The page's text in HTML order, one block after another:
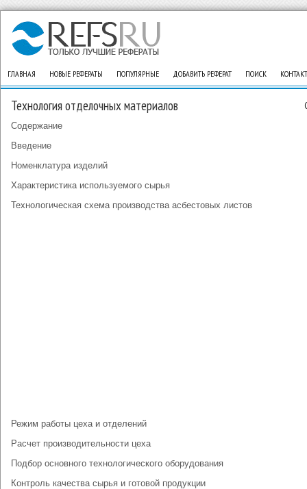
ГЛАВНАЯ НОВЫЕ РЕФЕРАТЫ ПОПУЛЯРНЫЕ ДОБАВИТЬ РЕФЕРАТ ПОИСК
Технология отделочных материалов
Содержание
Введение
Номенклатура изделий
Характеристика используемого сырья
Технологическая схема производства асбестовых листов
Режим работы цеха и отделений
Расчет производительности цеха
Подбор основного технологического оборудования
Контроль качества сырья и готовой продукции